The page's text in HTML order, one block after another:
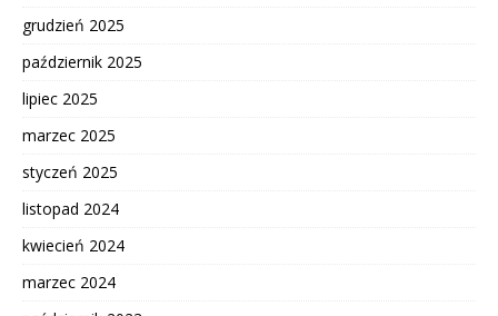
grudzień 2025
październik 2025
lipiec 2025
marzec 2025
styczeń 2025
listopad 2024
kwiecień 2024
marzec 2024